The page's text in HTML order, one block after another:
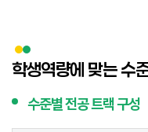
학생역량에 맞는 수
수준별 전공 트랙 구성